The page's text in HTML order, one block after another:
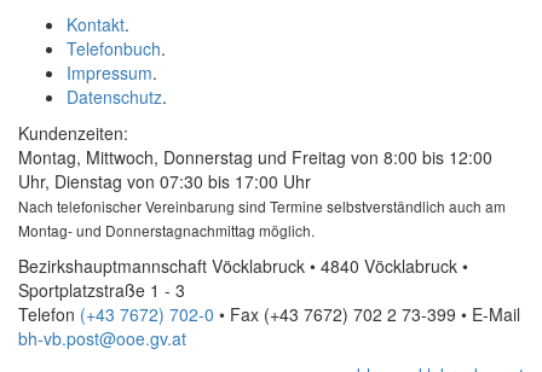
Kontakt.
Telefonbuch.
Impressum.
Datenschutz.
Kundenzeiten:
Montag, Mittwoch, Donnerstag und Freitag von 8:00 bis 12:00
Uhr, Dienstag von 07:30 bis 17:00 Uhr
Nach telefonischer Vereinbarung sind Termine selbstverständlich auch am
Montag- und Donnerstagnachmittag möglich.
Bezirkshauptmannschaft Vöcklabruck • 4840 Vöcklabruck •
Sportplatzstraße 1 - 3
Telefon (+43 7672) 702-0 • Fax (+43 7672) 702 2 73-399 • E-Mail
bh-vb.post@ooe.gv.at